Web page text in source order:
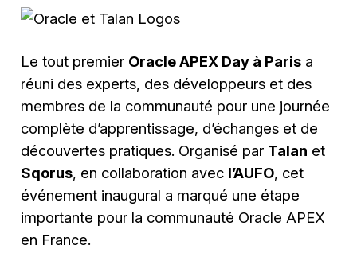
Le tout premier Oracle APEX Day à Paris a
réuni des experts, des développeurs et des
membres de la communauté pour une journée
complète d’apprentissage, d’échanges et de
découvertes pratiques. Organisé par Talan et
Sqorus, en collaboration avec l’AUFO, cet
événement inaugural a marqué une étape
importante pour la communauté Oracle APEX
en France.